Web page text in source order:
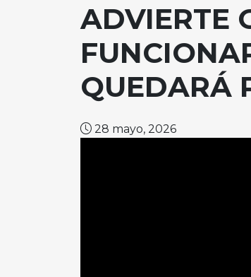
ADVIERTE
QUEDARÁ
28 mayo, 2026